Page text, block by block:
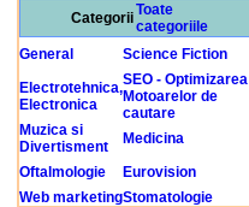
CategoriiToate
categoriile
General
Science Fiction
Electrotehnica,
Electronica
SEO - Optimizarea
Motoarelor de
cautare
Muzica si
Divertisment
Medicina
Oftalmologie
Eurovision
Web marketingStomatologie